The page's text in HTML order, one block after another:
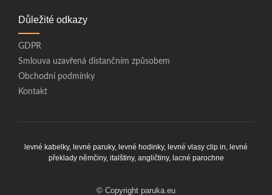
Důležité odkazy
GDPR
Smlouva uzavřená distančním způsobem
Obchodní podmínky
Kontakt
levné kabelky, levné paruky, levné hodinky, levné vlasy clip in, levné
překlady němčiny, italštiny, angličtiny, lacné parochne
© Copyright paruka.eu